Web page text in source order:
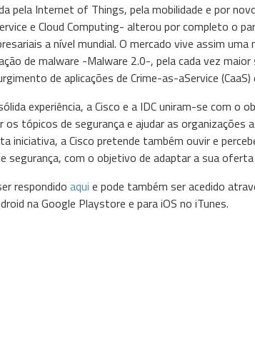
pela Internet of Things, pela mobilidade e por
e Cloud Computing- alterou por completo o
a nível mundial. O mercado vive assim uma
de malware -Malware 2.0-, pela cada vez
de aplicações de Crime-as-aService
experiência, a Cisco e a IDC uniram-se com o
os tópicos de segurança e ajudar as organizações
iniciativa, a Cisco pretende também ouvir e
segurança, com o objetivo de adaptar a sua
respondido aqui e pode também ser acedido
na Google Playstore e para iOS no iTunes.